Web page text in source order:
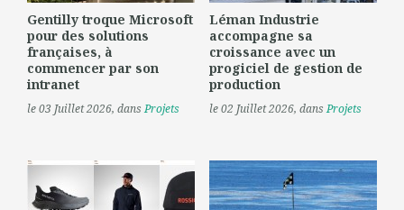
Gentilly troque Microsoft
pour des solutions
françaises, à
commencer par son
intranet
le 03 Juillet 2026, dansProjets
Léman Industrie
accompagne sa
croissance avec un
progiciel de gestion de
production
le 02 Juillet 2026, dansProjets